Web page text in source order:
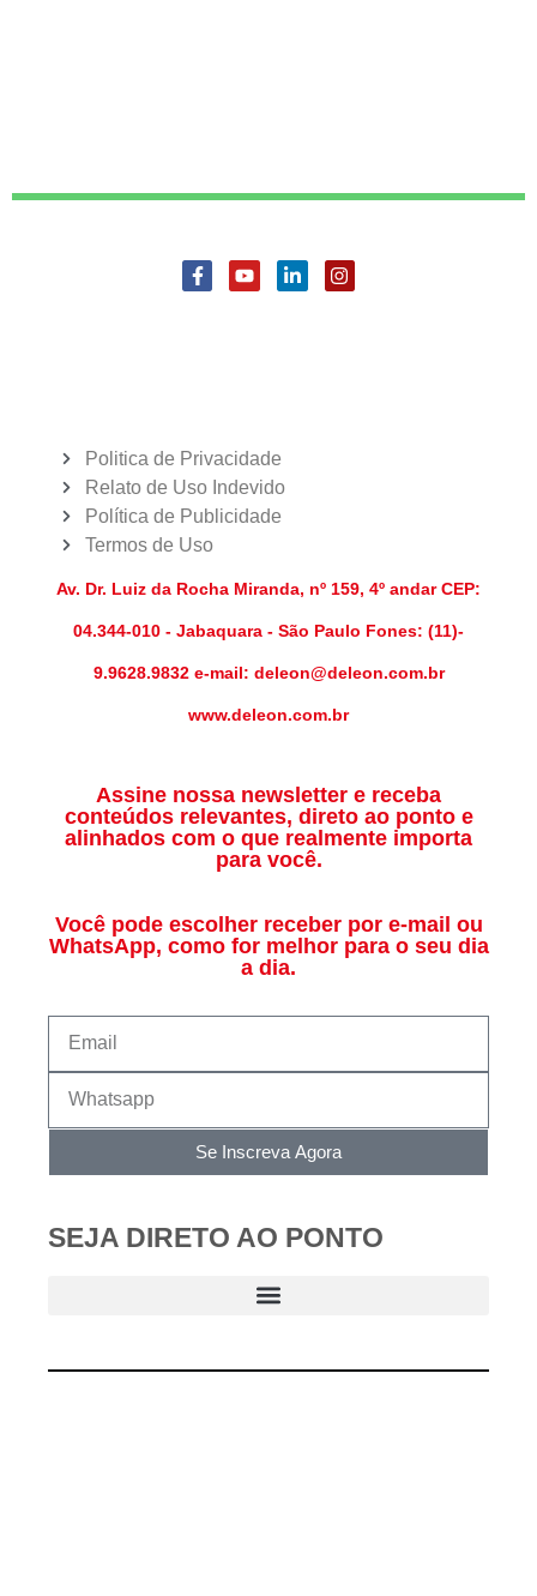
Politica de Privacidade
Relato de Uso Indevido
Política de Publicidade
Termos de Uso
Av. Dr. Luiz da Rocha Miranda, nº 159, 4º andar CEP:
04.344-010 - Jabaquara - São Paulo Fones: (11)-
9.9628.9832 e-mail: deleon@deleon.com.br
www.deleon.com.br
Assine nossa newsletter e receba
conteúdos relevantes, direto ao ponto e
alinhados com o que realmente importa
para você.
Você pode escolher receber por e-mail ou
WhatsApp, como for melhor para o seu dia
a dia.
Se Inscreva Agora
SEJA DIRETO AO PONTO